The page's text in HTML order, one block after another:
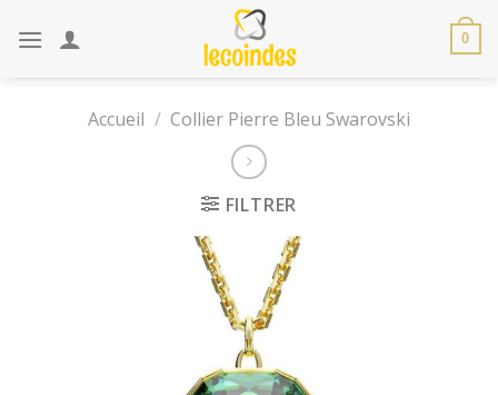
0
Accueil / Collier Pierre Bleu Swarovski
FILTRER